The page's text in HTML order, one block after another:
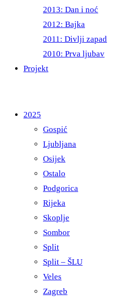
2013: Dan i noć
2012: Bajka
2011: Divlji zapad
2010: Prva ljubav
Projekt
2025
Gospić
Ljubljana
Osijek
Ostalo
Podgorica
Rijeka
Skoplje
Sombor
Split
Split – ŠLU
Veles
Zagreb